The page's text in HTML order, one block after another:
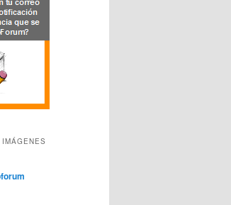
IMÁGENES